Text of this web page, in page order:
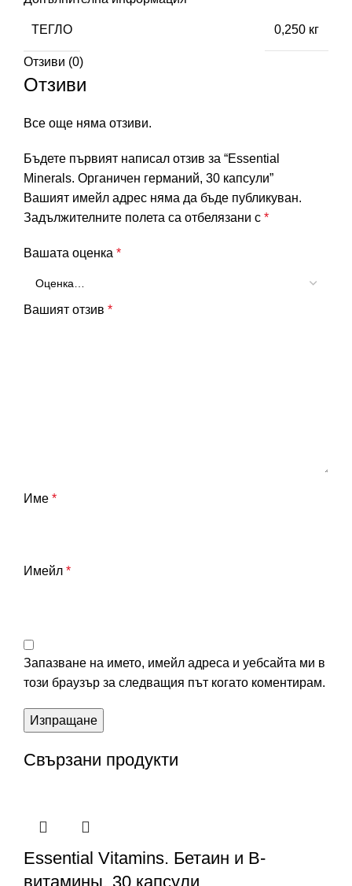
ТЕГЛО 0,250 кг
Отзиви (0)
Отзиви
Все още няма отзиви.
Бъдете първият написал отзив за “Essential
Minerals. Органичен германий, 30 капсули”
Вашият имейл адрес няма да бъде публикуван.
Задължителните полета са отбелязани с *
Вашата оценка *
Вашият отзив *
Име *
Имейл *
Запазване на името, имейл адреса и уебсайта ми в
този браузър за следващия път когато коментирам.
Свързани продукти
Essential Vitamins. Бетаин и В-
витамины, 30 капсули